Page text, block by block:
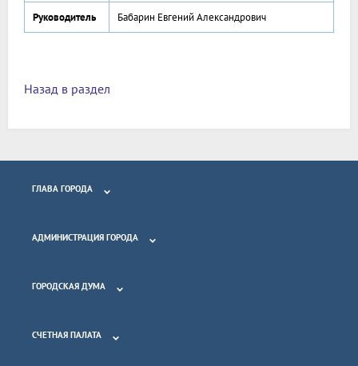
Руководитель Бабарин Евгений Александрович
Назад в раздел
ГЛАВА ГОРОДА
АДМИНИСТРАЦИЯ ГОРОДА
ГОРОДСКАЯ ДУМА
СЧЕТНАЯ ПАЛАТА